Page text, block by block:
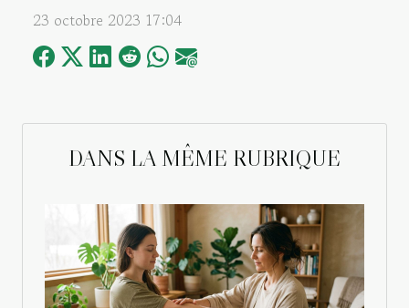
DANS LA MÊME RUBRIQUE
23 octobre 2023 17:04